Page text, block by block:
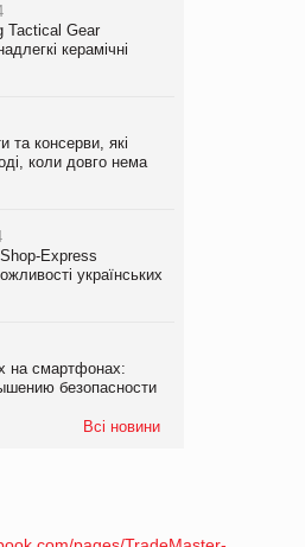
Tactical Gear
керамічні
та консерви, які
коли довго нема
Express
українських
на смартфонах:
безопасности
Всі новини